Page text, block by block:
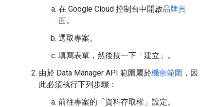
在 Google Cloud 控制台中開啟品牌頁
面。
選取專案。
填寫表單，然後按一下「建立」 。
由於 Data Manager API 範圍屬於機密範圍 ，因
此必須執行下列步驟：
前往專案的「資料存取權」 設定。